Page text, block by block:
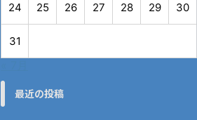
24 25 26 27 28 29 30
31
最近の投稿